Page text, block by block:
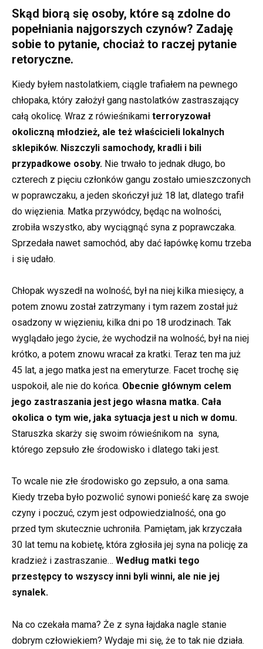
Skąd biorą się osoby, które są zdolne do
popełniania najgorszych czynów? Zadaję
sobie to pytanie, chociaż to raczej pytanie
retoryczne.
Kiedy byłem nastolatkiem, ciągle trafiałem na pewnego
chłopaka, który założył gang nastolatków zastraszający
całą okolicę. Wraz z rówieśnikami terroryzował
okoliczną młodzież, ale też właścicieli lokalnych
sklepików. Niszczyli samochody, kradli i bili
przypadkowe osoby. Nie trwało to jednak długo, bo
czterech z pięciu członków gangu zostało umieszczonych
w poprawczaku, a jeden skończył już 18 lat, dlatego trafił
do więzienia. Matka przywódcy, będąc na wolności,
zrobiła wszystko, aby wyciągnąć syna z poprawczaka.
Sprzedała nawet samochód, aby dać łapówkę komu trzeba
i się udało.
Chłopak wyszedł na wolność, był na niej kilka miesięcy, a
potem znowu został zatrzymany i tym razem został już
osadzony w więzieniu, kilka dni po 18 urodzinach. Tak
wyglądało jego życie, że wychodził na wolność, był na niej
krótko, a potem znowu wracał za kratki. Teraz ten ma już
45 lat, a jego matka jest na emeryturze. Facet trochę się
uspokoił, ale nie do końca. Obecnie głównym celem
jego zastraszania jest jego własna matka. Cała
okolica o tym wie, jaka sytuacja jest u nich w domu.
Staruszka skarży się swoim rówieśnikom na syna,
którego zepsuło złe środowisko i dlatego taki jest.
To wcale nie złe środowisko go zepsuło, a ona sama.
Kiedy trzeba było pozwolić synowi ponieść karę za swoje
czyny i poczuć, czym jest odpowiedzialność, ona go
przed tym skutecznie uchroniła. Pamiętam, jak krzyczała
30 lat temu na kobietę, która zgłosiła jej syna na policję za
kradzież i zastraszanie… Według matki tego
przestępcy to wszyscy inni byli winni, ale nie jej
synalek.
Na co czekała mama? Że z syna łajdaka nagle stanie
dobrym człowiekiem? Wydaje mi się, że to tak nie działa.